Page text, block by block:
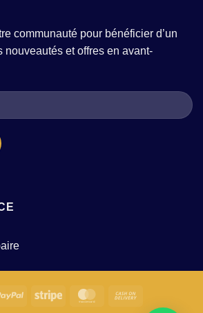
?sans
le
garde-
robe
?
communauté pour bénéficier d’un
nouveautés et offres en avant-